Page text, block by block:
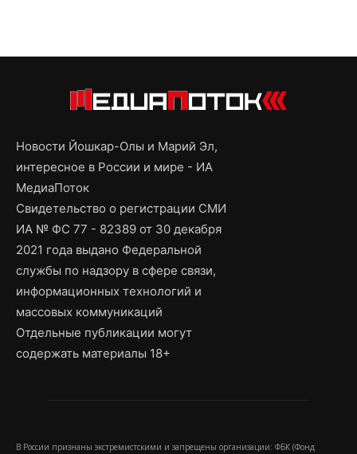
Новости Йошкар-Олы и Марий Эл,
интересное в России и мире - ИА
МедиаПоток
Свидетельство о регистрации СМИ
ИА № ФС 77 - 82389 от 30 декабря
2021 года выдано Федеральной
службы по надзору в сфере связи,
информационных технологий и
массовых коммуникаций
Отдельные публикации могут
содержать материалы 18+
В России признаны экстремистскими и запрещены организации: ФБК (Фонд